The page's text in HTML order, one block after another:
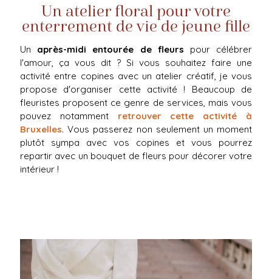
Un atelier floral pour votre
enterrement de vie de jeune fille
Un après-midi entourée de fleurs pour célébrer
l'amour, ça vous dit ? Si vous souhaitez faire une
activité entre copines avec un atelier créatif, je vous
propose d'organiser cette activité ! Beaucoup de
fleuristes proposent ce genre de services, mais vous
pouvez notamment retrouver cette activité à
Bruxelles. Vous passerez non seulement un moment
plutôt sympa avec vos copines et vous pourrez
repartir avec un bouquet de fleurs pour décorer votre
intérieur !